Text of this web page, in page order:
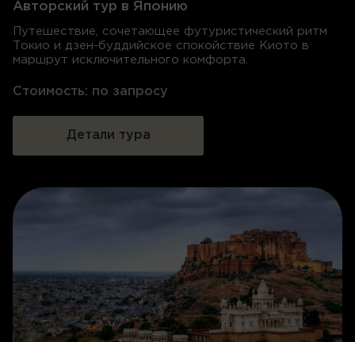
Авторский тур в Японию
Путешествие, сочетающее футуристический ритм
Токио и дзен-буддийское спокойствие Киото в
маршрут исключительного комфорта.
Стоимость: по запросу
Детали тура